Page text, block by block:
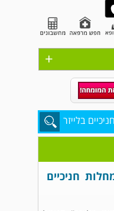
+
בלייזר
חניכיים